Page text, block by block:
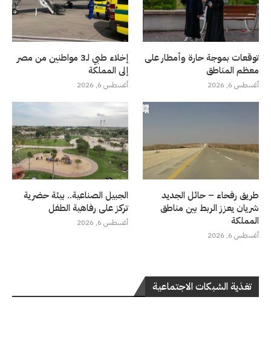
توقعات بموجة حارة وأمطار على
معظم المناطق
أغسطس 6, 2026
إخلاء طبي لـ3 مواطنين من مصر
إلى المملكة
أغسطس 6, 2026
طريق رفحاء – حائل الجديد
شريان يعزز الربط بين مناطق
المملكة
أغسطس 6, 2026
الجبيل الصناعية.. بيئة حضرية
تركز على رفاهية الطفل
أغسطس 6, 2026
تغذية الشبكات الاجتماعية